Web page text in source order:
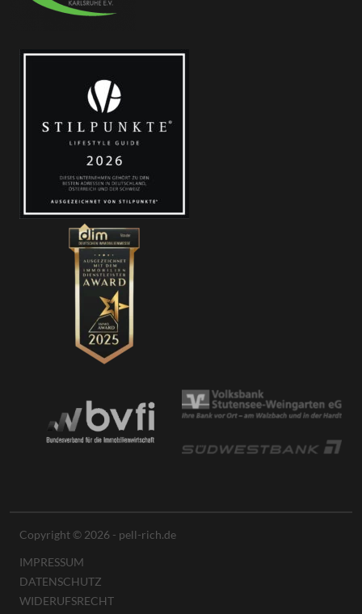
Copyright © 2026 - pell-rich.de
IMPRESSUM
DATENSCHUTZ
WIDERUFSRECHT